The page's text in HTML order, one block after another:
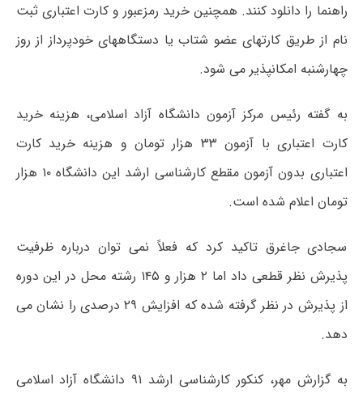
راهنما را دانلود کنند. همچنین خرید رمزعبور و کارت اعتباری ثبت
نام از طریق کارتهای عضو شتاب یا دستگاههای خودپرداز از روز
چهارشنبه امکانپذیر می شود.
به گفته رئیس مرکز آزمون دانشگاه آزاد اسلامی، هزینه خرید
کارت اعتباری با آزمون ۳۳ هزار تومان و هزینه خرید کارت
اعتباری بدون آزمون مقطع کارشناسی ارشد این دانشگاه ۱۰ هزار
تومان اعلام شده است.
سجادی جاغرق تاکید کرد که فعلاً نمی توان درباره ظرفیت
پذیرش نظر قطعی داد اما ۲ هزار و ۱۴۵ رشته محل در این دوره
از پذیرش در نظر گرفته شده که افزایش ۲۹ درصدی را نشان می
دهد.
به گزارش مهر، کنکور کارشناسی ارشد ۹۱ دانشگاه آزاد اسلامی